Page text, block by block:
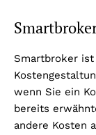
Smartbroker
wenn Sie ein
bereits
andere Kosten